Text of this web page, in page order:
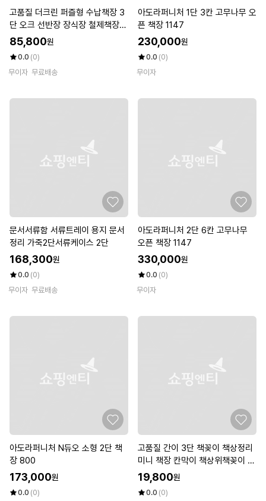
고품질 더크린 퍼즐형 수납책장 3
단 오크 선반장 장식장 철제책장
(WB9B434)
85,800원
0.0 (0)
무이자 무료배송
아도라퍼니처 1단 3칸 고무나무 오
픈 책장 1147
230,000원
0.0 (0)
무이자
문서서류함 서류트레이 용지 문서
정리 가죽2단서류케이스 2단
168,300원
0.0 (0)
무이자 무료배송
아도라퍼니처 2단 6칸 고무나무
오픈 책장 1147
330,000원
0.0 (0)
무이자
아도라퍼니처 N듀오 소형 2단 책
장 800
173,000원
0.0 (0)
고품질 간이 3단 책꽂이 책상정리
미니 책장 칸막이 책상위책꽂이 책
정리함 (W7EFC6E)
19,800원
0.0 (0)